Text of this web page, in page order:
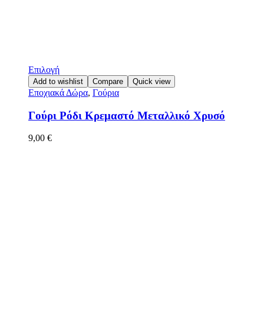
Επιλογή
Add to wishlist Compare Quick view
Εποχιακά Δώρα, Γούρια
Γούρι Ρόδι Κρεμαστό Μεταλλικό Χρυσό
9,00 €